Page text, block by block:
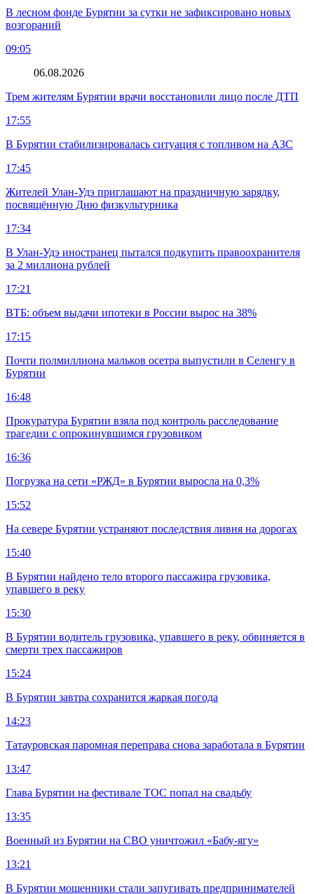
В лесном фонде Бурятии за сутки не зафиксировано новых
возгораний
09:05
06.08.2026
Трем жителям Бурятии врачи восстановили лицо после ДТП
17:55
В Бурятии стабилизировалась ситуация с топливом на АЗС
17:45
Жителей Улан-Удэ приглашают на праздничную зарядку,
посвящённую Дню физкультурника
17:34
В Улан-Удэ иностранец пытался подкупить правоохранителя
за 2 миллиона рублей
17:21
ВТБ: объем выдачи ипотеки в России вырос на 38%
17:15
Почти полмиллиона мальков осетра выпустили в Селенгу в
Бурятии
16:48
Прокуратура Бурятии взяла под контроль расследование
трагедии с опрокинувшимся грузовиком
16:36
Погрузка на сети «РЖД» в Бурятии выросла на 0,3%
15:52
На севере Бурятии устраняют последствия ливня на дорогах
15:40
В Бурятии найдено тело второго пассажира грузовика,
упавшего в реку
15:30
В Бурятии водитель грузовика, упавшего в реку, обвиняется в
смерти трех пассажиров
15:24
В Бурятии завтра сохранится жаркая погода
14:23
Татауровская паромная переправа снова заработала в Бурятии
13:47
Глава Бурятии на фестивале ТОС попал на свадьбу
13:35
Военный из Бурятии на СВО уничтожил «Бабу-ягу»
13:21
В Бурятии мошенники стали запугивать предпринимателей